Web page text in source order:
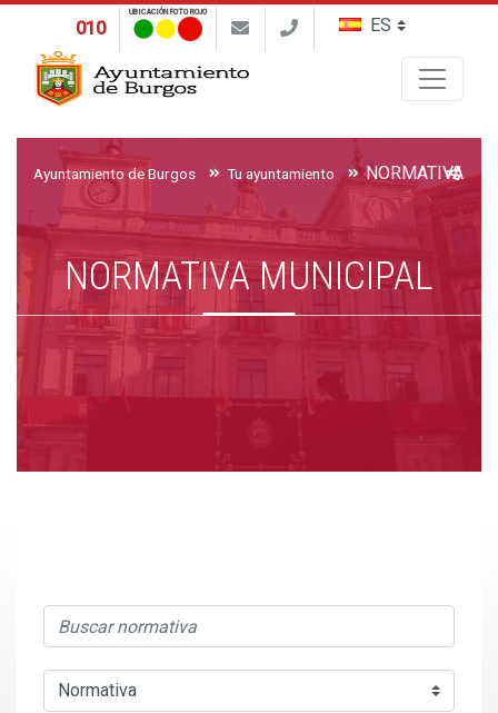
010
UBICACIÓN FOTO ROJO
Ayuntamiento de Burgos Tu ayuntamiento NORMATIVA
NORMATIVA MUNICIPAL